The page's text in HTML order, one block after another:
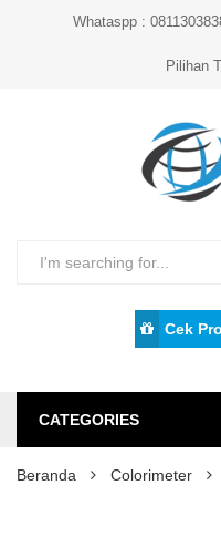
Whataspp :
Pilihan
Cek
CATEGORIES
Beranda Colorimeter